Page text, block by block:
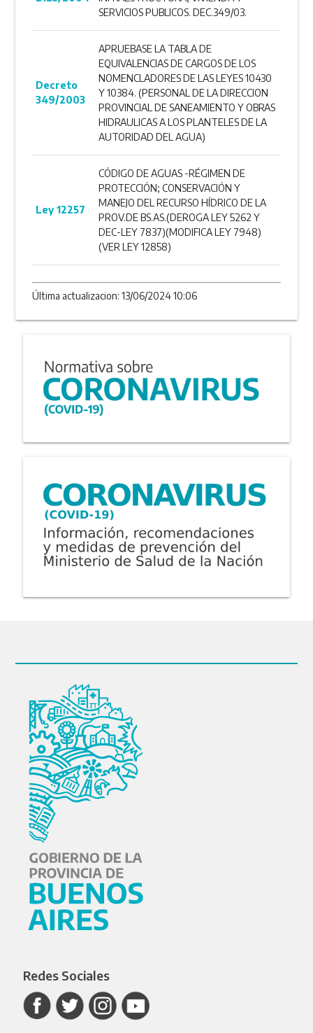
SERVICIOS PUBLICOS. DEC.349/03.
Decreto
349/2003
APRUEBASE LA TABLA DE
EQUIVALENCIAS DE CARGOS DE LOS
NOMENCLADORES DE LAS LEYES 10430
Y 10384. (PERSONAL DE LA DIRECCION
PROVINCIAL DE SANEAMIENTO Y OBRAS
HIDRAULICAS A LOS PLANTELES DE LA
AUTORIDAD DEL AGUA)
Ley 12257
CÓDIGO DE AGUAS -RÉGIMEN DE
PROTECCIÓN; CONSERVACIÓN Y
MANEJO DEL RECURSO HÍDRICO DE LA
PROV.DE BS.AS.(DEROGA LEY 5262 Y
DEC-LEY 7837)(MODIFICA LEY 7948)
(VER LEY 12858)
Última actualizacion: 13/06/2024 10:06
Redes Sociales